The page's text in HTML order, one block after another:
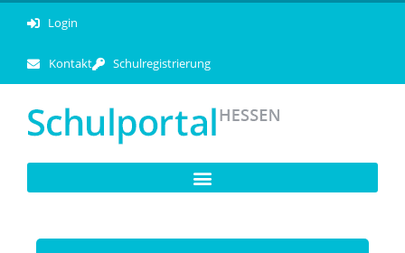
Login
Kontakt Schulregistrierung